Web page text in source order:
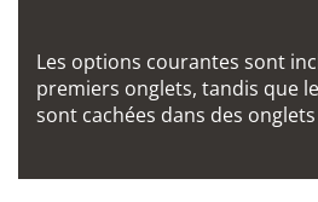
Les options courantes sont
premiers onglets, tandis que
sont cachées dans des